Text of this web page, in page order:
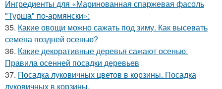
Ингредиенты для «Маринованная спаржевая фасоль
"Турша" по-армянски»:
35. Какие овощи можно сажать под зиму. Как высевать
семена поздней осенью?
36. Какие декоративные деревья сажают осенью.
Правила осенней посадки деревьев
37. Посадка луковичных цветов в корзины. Посадка
луковичных в корзины.